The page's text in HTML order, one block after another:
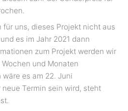
für uns, dieses Projekt nicht aus
es im Jahr 2021 dann
zum Projekt werden wir
und Monaten
es am 22. Juni
Termin sein wird, steht